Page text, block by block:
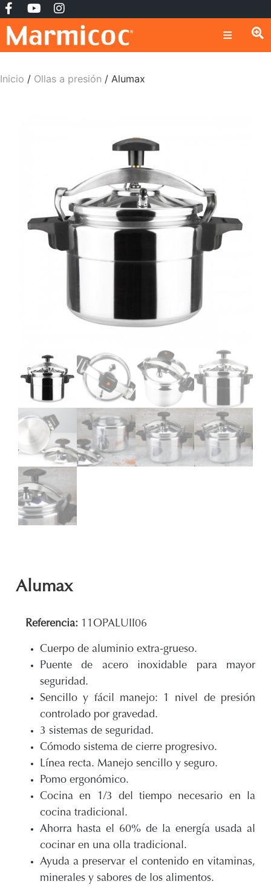
Inicio / Ollas a presión / Alumax
Alumax
Referencia: 11OPALUII06
Cuerpo de aluminio extra-grueso.
Puente de acero inoxidable para mayor
seguridad.
Sencillo y fácil manejo: 1 nivel de presión
controlado por gravedad.
3 sistemas de seguridad.
Cómodo sistema de cierre progresivo.
Línea recta. Manejo sencillo y seguro.
Pomo ergonómico.
Cocina en 1/3 del tiempo necesario en la
cocina tradicional.
Ahorra hasta el 60% de la energía usada al
cocinar en una olla tradicional.
Ayuda a preservar el contenido en vitaminas,
minerales y sabores de los alimentos.